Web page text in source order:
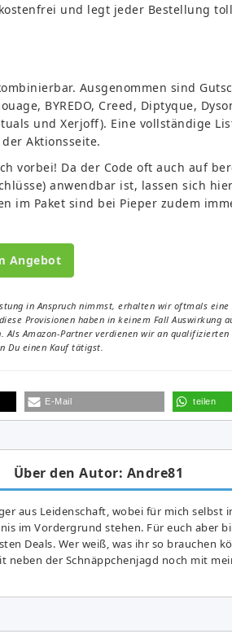
und legt jeder Bestellung
Ausgenommen sind
BYREDO, Creed, Diptyque,
und Xerjoff). Eine vollständige
Aktionsseite.
vorbei! Da der Code oft auch auf
anwendbar ist, lassen sich
im Paket sind bei Pieper zudem
Angebot
in Anspruch nimmst, erhalten wir oftmals
Provisionen haben in keinem Fall Auswirkung
Als Amazon-Partner verdienen wir an qualifizierten
Du einen Kauf tätigst.
E-Mail teilen
Über den Autor: Andre81
aus Leidenschaft, wobei für mich selbst
im Vordergrund stehen. Für euch aber
Deals. Wer weiß, was ihr so brauchen
neben der Schnäppchenjagd noch mit